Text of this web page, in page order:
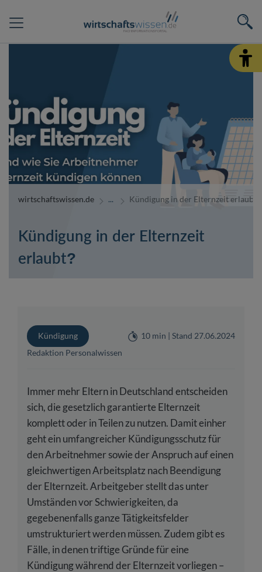
wirtschaftswissen.de Kündigung in der Elternzeit erlaubt?
Kündigung in der Elternzeit
erlaubt?
Kündigung
10 min | Stand 27.06.2024
Redaktion Personalwissen
Immer mehr Eltern in Deutschland entscheiden
sich, die gesetzlich garantierte Elternzeit
komplett oder in Teilen zu nutzen. Damit einher
geht ein umfangreicher Kündigungsschutz für
den Arbeitnehmer sowie der Anspruch auf einen
gleichwertigen Arbeitsplatz nach Beendigung
der Elternzeit. Arbeitgeber stellt das unter
Umständen vor Schwierigkeiten, da
gegebenenfalls ganze Tätigkeitsfelder
umstrukturiert werden müssen. Zudem gibt es
Fälle, in denen triftige Gründe für eine
Kündigung während der Elternzeit vorliegen –